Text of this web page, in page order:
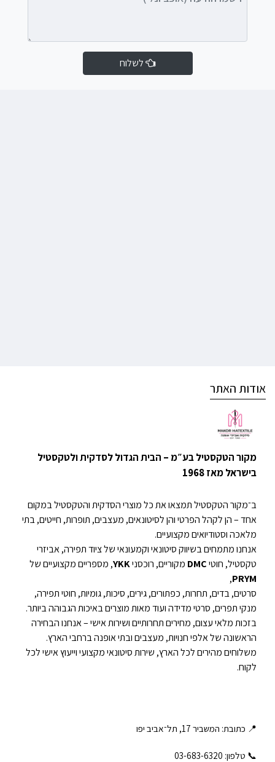
לשלוח
אודות האתר
מקור הטקסטיל בע״מ – הבית הגדול לסדקית ולטקסטיל
בישראל מאז 1968
ב־מקור הטקסטיל תמצאו את כל מוצרי הסדקית והטקסטיל במקום
אחד – הן לקהל הפרטי והן לסיטונאים, מעצבים, תופרות, חייטים, בתי
מלאכה וסטודיואים מקצועיים.
אנחנו מתמחים בשיווק סיטונאי וקמעונאי של ציוד תפירה, אביזרי
טקסטיל, חוטיDMC מקוריים, רוכסניYKK, מספריים מקצועיים של
PRYM
,
סרטים, בדים, תחרות, כפתורים, גירים, סיכות, גומיות, חוטי תפירה,
מנקי תפרים, סרטי מדידה ועוד מאות מוצרים באיכות הגבוהה ביותר.
בזכות מלאי עצום, מחירים תחרותיים ושירות אישי – אנחנו הבחירה
הראשונה של אלפי חנויות, מעצבים ובתי אופנה ברחבי הארץ.
משלוחים מהירים לכל הארץ, שירות סיטונאי מקצועי וייעוץ אישי לכל
לקוח.
📍 כתובת: המשביר 17, תל־אביב יפו
📞 טלפון: ‎03-683-6320